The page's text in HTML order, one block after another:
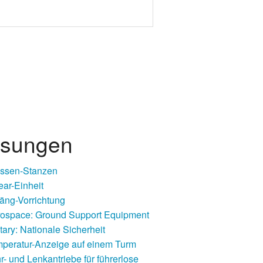
Stanzen
Einheit
Vorrichtung
Ground Support Equipment
Nationale Sicherheit
Anzeige auf einem Turm
und Lenkantriebe für führerlose